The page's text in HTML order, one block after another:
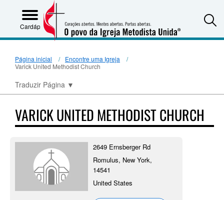
Cardápio
Página inicial
Encontre uma Igreja
Varick United Methodist Church
Traduzir Página ▼
VARICK UNITED METHODIST CHURCH
2649 Ernsberger Rd
Romulus, New York,
14541
United States